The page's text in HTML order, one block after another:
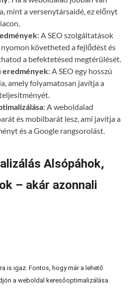
mint a versenytársaidé, ez előnyt
: A SEO szolgáltatások
követheted a fejlődést és
a befektetésed megtérülését.
eredmények: A SEO egy hosszú
amely folyamatosan javítja a
: A weboldalad
és mobilbarát lesz, ami javítja a
és a Google rangsorolást.
Alsópáhok,
– akár azonnali
is igaz. Fontos, hogy már a lehető
a weboldal keresőoptimalizálása.